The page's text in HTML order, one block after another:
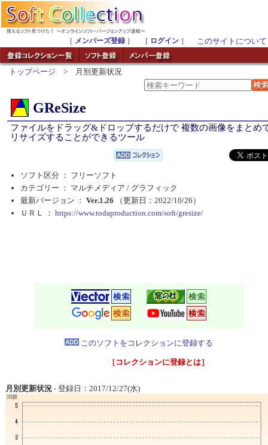
［ メンバーズ登録 ］ ［ ログイン ］ このサイトについて
トップページ > 月別更新状況
GReSize
ファイルをドラッグ&ドロップするだけで 複数の画像をまとめ
リサイズすることができるツール
ソフト区分 ： フリーソフト
カテゴリー ： マルチメディア / グラフィック
最新バージョン ： Ver.1.26 （更新日：2022/10/26）
ＵＲＬ ： https://www.todaproduction.com/soft/gresize/
このソフトをコレクションに登録する
［コレクションに登録とは］
月別更新状況 - 登録日：2017/12/27(水)